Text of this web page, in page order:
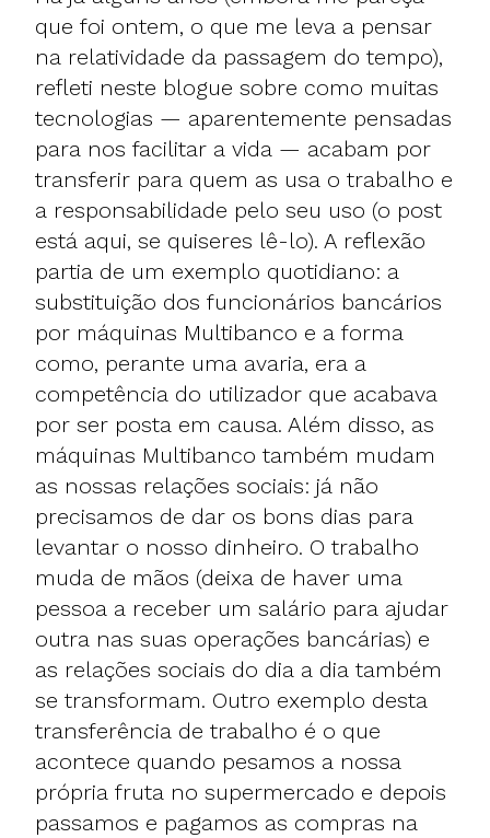
que foi ontem, o que me leva a pensar
na relatividade da passagem do tempo),
refleti neste blogue sobre como muitas
tecnologias — aparentemente pensadas
para nos facilitar a vida — acabam por
transferir para quem as usa o trabalho e
a responsabilidade pelo seu uso (o post
está aqui, se quiseres lê-lo). A reflexão
partia de um exemplo quotidiano: a
substituição dos funcionários bancários
por máquinas Multibanco e a forma
como, perante uma avaria, era a
competência do utilizador que acabava
por ser posta em causa. Além disso, as
máquinas Multibanco também mudam
as nossas relações sociais: já não
precisamos de dar os bons dias para
levantar o nosso dinheiro. O trabalho
muda de mãos (deixa de haver uma
pessoa a receber um salário para ajudar
outra nas suas operações bancárias) e
as relações sociais do dia a dia também
se transformam. Outro exemplo desta
transferência de trabalho é o que
acontece quando pesamos a nossa
própria fruta no supermercado e depois
passamos e pagamos as compras na